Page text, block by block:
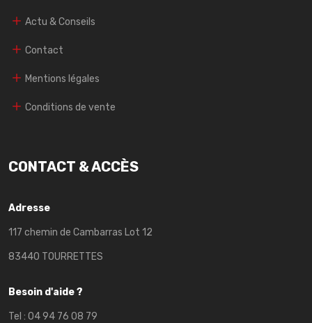
Actu & Conseils
Contact
Mentions légales
Conditions de vente
CONTACT & ACCÈS
Adresse
117 chemin de Cambarras Lot 12
83440 TOURRETTES
Besoin d'aide ?
Tel : 04 94 76 08 79